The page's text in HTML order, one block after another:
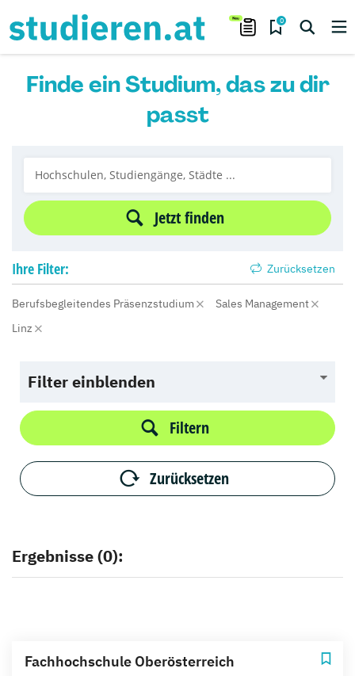
0
Finde ein Studium, das zu dir
passt
Jetzt finden
Ihre Filter: Zurücksetzen
Berufsbegleitendes Präsenzstudium
Sales Management
Linz
Filter einblenden
Filtern
Zurücksetzen
Ergebnisse (0):
Fachhochschule Oberösterreich